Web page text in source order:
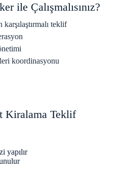
ile Çalışmalısınız?
teklif
koordinasyonu
Kiralama Teklif
yapılır